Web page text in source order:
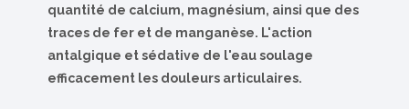
quantité de calcium, magnésium, ainsi que des
traces de fer et de manganèse. L'action
antalgique et sédative de l'eau soulage
efficacement les douleurs articulaires.